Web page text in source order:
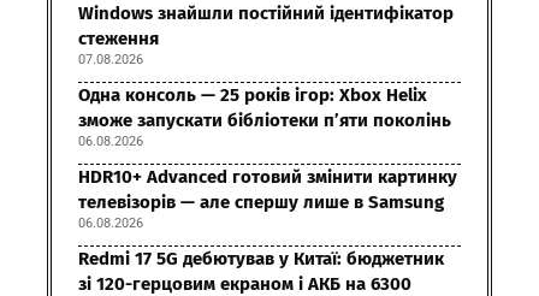
Windows знайшли постійний ідентифікатор
стеження
07.08.2026
Одна консоль — 25 років ігор: Xbox Helix
зможе запускати бібліотеки п’яти поколінь
06.08.2026
HDR10+ Advanced готовий змінити картинку
телевізорів — але спершу лише в Samsung
06.08.2026
Redmi 17 5G дебютував у Китаї: бюджетник
зі 120-герцовим екраном і АКБ на 6300